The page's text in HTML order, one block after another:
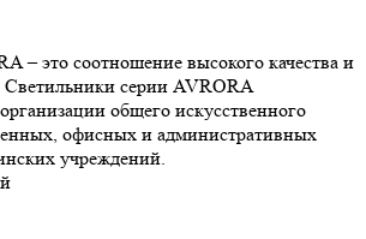
– это соотношение высокого качества и
серии AVRORA
общего искусственного
офисных и административных
учреждений.